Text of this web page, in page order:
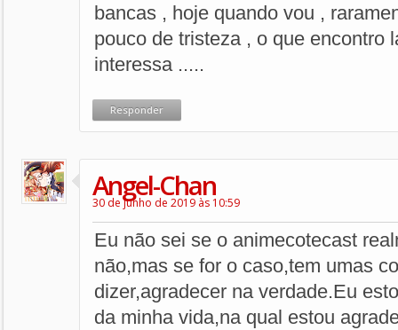
bancas , hoje quando vou ,
pouco de tristeza , o que encontro
interessa .....
Responder
Angel-Chan
30 de junho de 2019 às 10:59
Eu não sei se o animecotecast
não,mas se for o caso,tem umas
dizer,agradecer na verdade.Eu
da minha vida,na qual estou